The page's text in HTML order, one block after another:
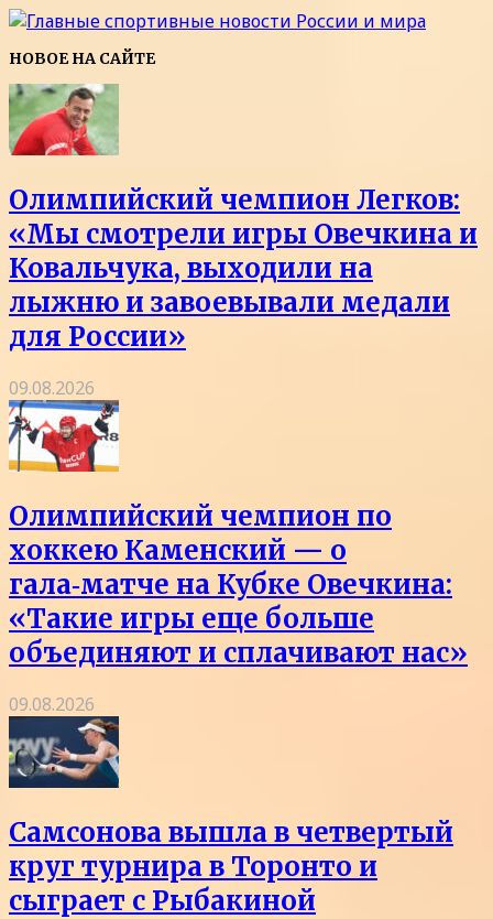
НОВОЕ НА САЙТЕ
Олимпийский чемпион Легков:
«Мы смотрели игры Овечкина и
Ковальчука, выходили на
лыжню и завоевывали медали
для России»
09.08.2026
Олимпийский чемпион по
хоккею Каменский — о
гала‑матче на Кубке Овечкина:
«Такие игры еще больше
объединяют и сплачивают нас»
09.08.2026
Самсонова вышла в четвертый
круг турнира в Торонто и
сыграет с Рыбакиной